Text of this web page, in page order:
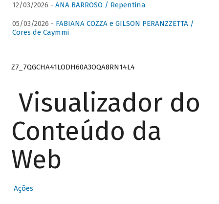
12/03/2026 - ANA BARROSO / Repentina
05/03/2026 - FABIANA COZZA e GILSON PERANZZETTA /
Cores de Caymmi
Z7_7QGCHA41LODH60A3OQA8RN14L4
Visualizador do
Conteúdo da
Web
Ações